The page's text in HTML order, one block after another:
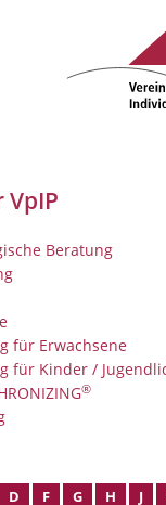
Beratung
für Erwachsene
für Kinder /
®
D F G H J